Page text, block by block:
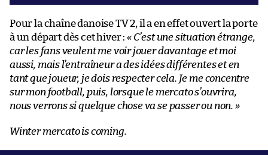
Pour la chaîne danoise TV 2, il a en effet ouvert la porte
à un départ dès cet hiver : « C’est une situation étrange,
car les fans veulent me voir jouer davantage et moi
aussi, mais l’entraîneur a des idées différentes et en
tant que joueur, je dois respecter cela. Je me concentre
sur mon football, puis, lorsque le mercato s’ouvrira,
nous verrons si quelque chose va se passer ou non. »
Winter mercato is coming.